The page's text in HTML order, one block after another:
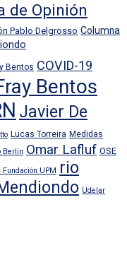
de Opinión
Pablo Delgrosso Columna
Bentos COVID-19
Bentos
Javier De
Lucas Torreira Medidas
Berlin Omar Lafluf OSE
UPM
rio
Udelar